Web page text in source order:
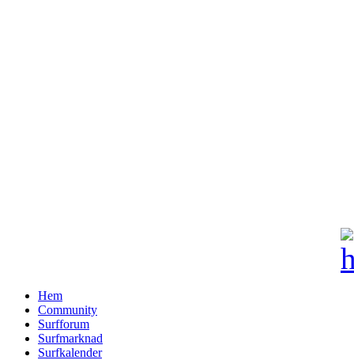
Hem
Community
Surfforum
Surfmarknad
Surfkalender